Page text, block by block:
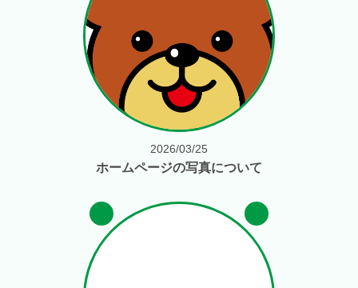
2026/03/25
ホームページの写真について